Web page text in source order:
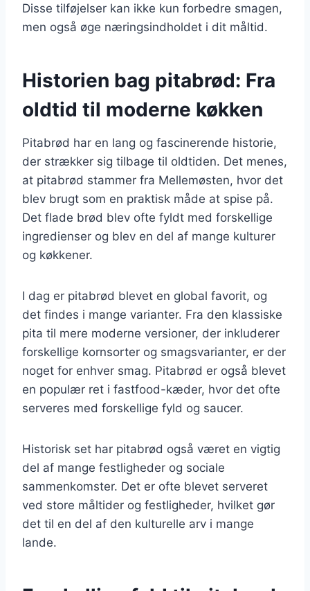
Disse tilføjelser kan ikke kun forbedre smagen,
men også øge næringsindholdet i dit måltid.
Historien bag pitabrød: Fra
oldtid til moderne køkken
Pitabrød har en lang og fascinerende historie,
der strækker sig tilbage til oldtiden. Det menes,
at pitabrød stammer fra Mellemøsten, hvor det
blev brugt som en praktisk måde at spise på.
Det flade brød blev ofte fyldt med forskellige
ingredienser og blev en del af mange kulturer
og køkkener.
I dag er pitabrød blevet en global favorit, og
det findes i mange varianter. Fra den klassiske
pita til mere moderne versioner, der inkluderer
forskellige kornsorter og smagsvarianter, er der
noget for enhver smag. Pitabrød er også blevet
en populær ret i fastfood-kæder, hvor det ofte
serveres med forskellige fyld og saucer.
Historisk set har pitabrød også været en vigtig
del af mange festligheder og sociale
sammenkomster. Det er ofte blevet serveret
ved store måltider og festligheder, hvilket gør
det til en del af den kulturelle arv i mange
lande.